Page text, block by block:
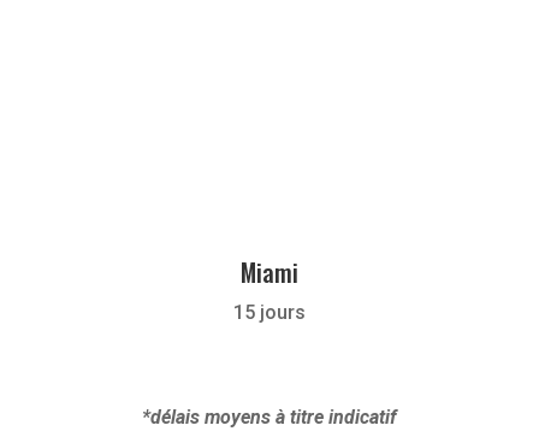
Miami
15 jours
*délais moyens à titre indicatif